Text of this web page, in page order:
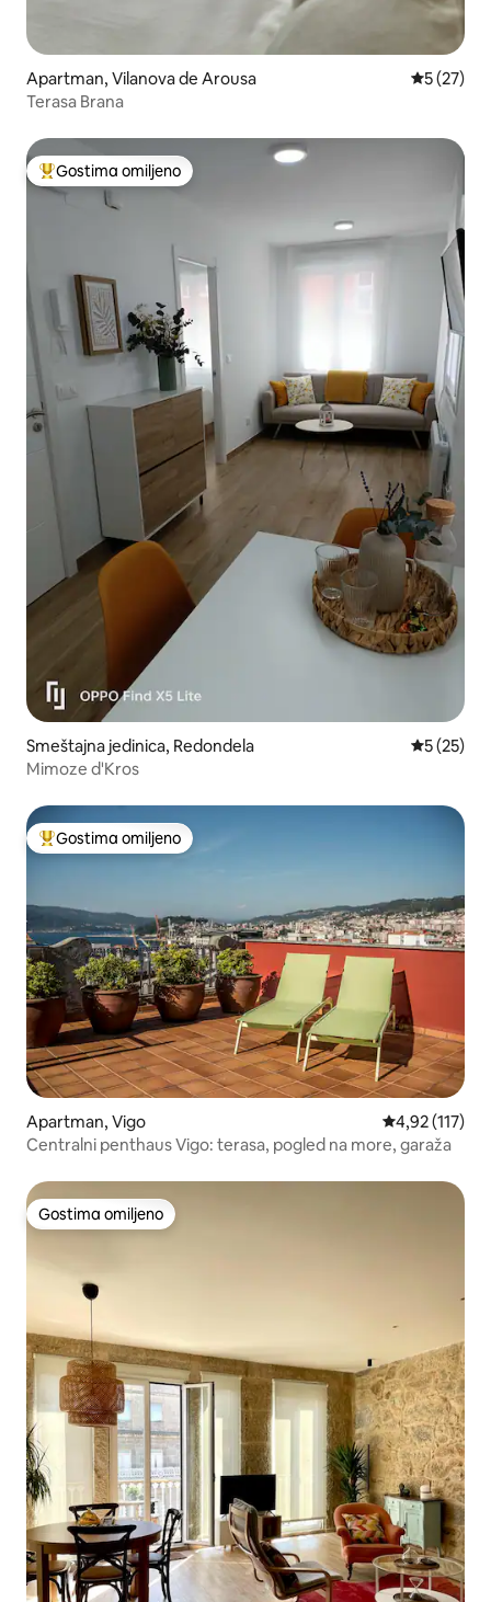
Apartman, Vilanova de Arousa Prosečna
5 (27)
Terasa Brana
Najuspešniji među gostima omiljenim
Gostima omiljeno
Smeštajna jedinica, Redondela Prosečna
5 (25)
Mimoze d'Kros
Najuspešniji među gostima omiljenim
Gostima omiljeno
Apartman, Vigo Prosečna
4,92 (117)
Centralni penthaus Vigo: terasa, pogled na more, garaža
Gostima omiljeno
Gostima omiljeno